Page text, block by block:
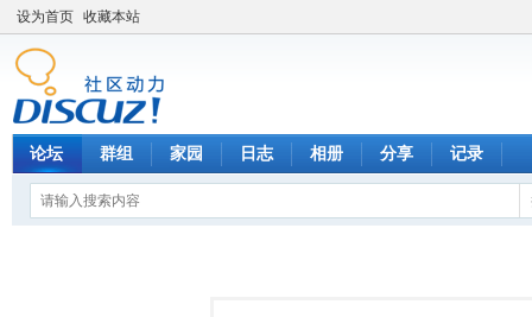
设为首页 收藏本站
论坛 群组 家园 日志 相册 分享 记录